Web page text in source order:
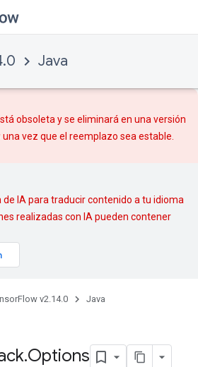
Java
obsoleta y se eliminará en una versión
vez que el reemplazo sea estable.
IA para traducir contenido a tu idioma
realizadas con IA pueden contener
v2.14.0 Java
.Options